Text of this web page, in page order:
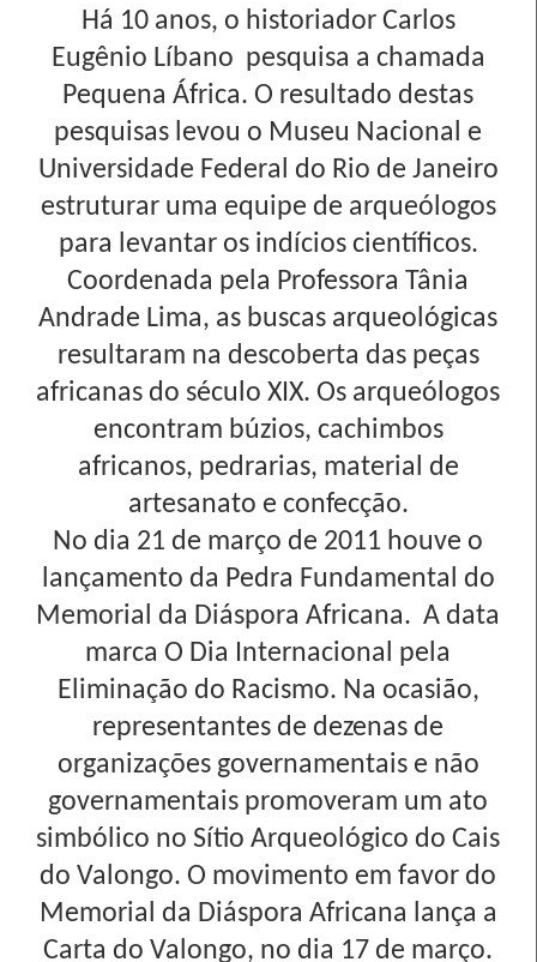
Há 10 anos, o historiador Carlos
Eugênio Líbano pesquisa a chamada
Pequena África. O resultado destas
pesquisas levou o Museu Nacional e
Universidade Federal do Rio de Janeiro
estruturar uma equipe de arqueólogos
para levantar os indícios científicos.
Coordenada pela Professora Tânia
Andrade Lima, as buscas arqueológicas
resultaram na descoberta das peças
africanas do século XIX. Os arqueólogos
encontram búzios, cachimbos
africanos, pedrarias, material de
artesanato e confecção.
No dia 21 de março de 2011 houve o
lançamento da Pedra Fundamental do
Memorial da Diáspora Africana. A data
marca O Dia Internacional pela
Eliminação do Racismo. Na ocasião,
representantes de dezenas de
organizações governamentais e não
governamentais promoveram um ato
simbólico no Sítio Arqueológico do Cais
do Valongo. O movimento em favor do
Memorial da Diáspora Africana lança a
Carta do Valongo, no dia 17 de março.